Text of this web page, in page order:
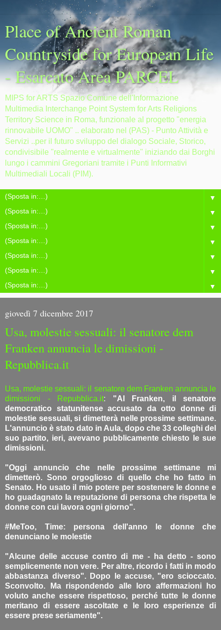
Place of Ancient Roman
Countryside for European Life
- Esarcato Area PARCEL
MIPS for ARTS Spazio Comune dell'Informazione
Multimedia Interchange Point System for Arts Religions
Territory Science in Roma, funzionale al progetto "energia
rinnovabile UOMO" .. elaborato nel (PAS) - Punto Attività e
Servizi ..per il futuro sviluppo del dialogo Sociale, Storico,
condivisibile "realmente e virtualmente" iniziando dai Borghi
lungo i cammini Gregoriani tramite i Punti Informativi
Multimediali Locali (PIM).
▼
▼
▼
▼
▼
▼
▼
giovedì 7 dicembre 2017
Usa, molestie sessuali: il senatore dem
Franken annuncia le dimissioni -
Repubblica.it
Usa, molestie sessuali: il senatore dem Franken annuncia le
dimissioni - Repubblica.it: "Al Franken, il senatore
democratico statunitense accusato da otto donne di
molestie sessuali, si dimetterà nelle prossime settimane.
L'annuncio è stato dato in Aula, dopo che 33 colleghi del
suo partito, ieri, avevano pubblicamente chiesto le sue
dimissioni.
"Oggi annuncio che nelle prossime settimane mi
dimetterò. Sono orgoglioso di quello che ho fatto in
Senato. Ho usato il mio potere per sostenere le donne e
ho guadagnato la reputazione di persona che rispetta le
donne con cui lavora ogni giorno".
#MeToo, Time: persona dell'anno le donne che
denunciano le molestie
"Alcune delle accuse contro di me - ha detto - sono
semplicemente non vere. Per altre, ricordo i fatti in modo
abbastanza diverso". Dopo le accuse, "ero scioccato.
Sconvolto. Ma rispondendo alle loro affermazioni ho
voluto anche essere rispettoso, perché tutte le donne
meritano di essere ascoltate e le loro esperienze di
essere prese seriamente".